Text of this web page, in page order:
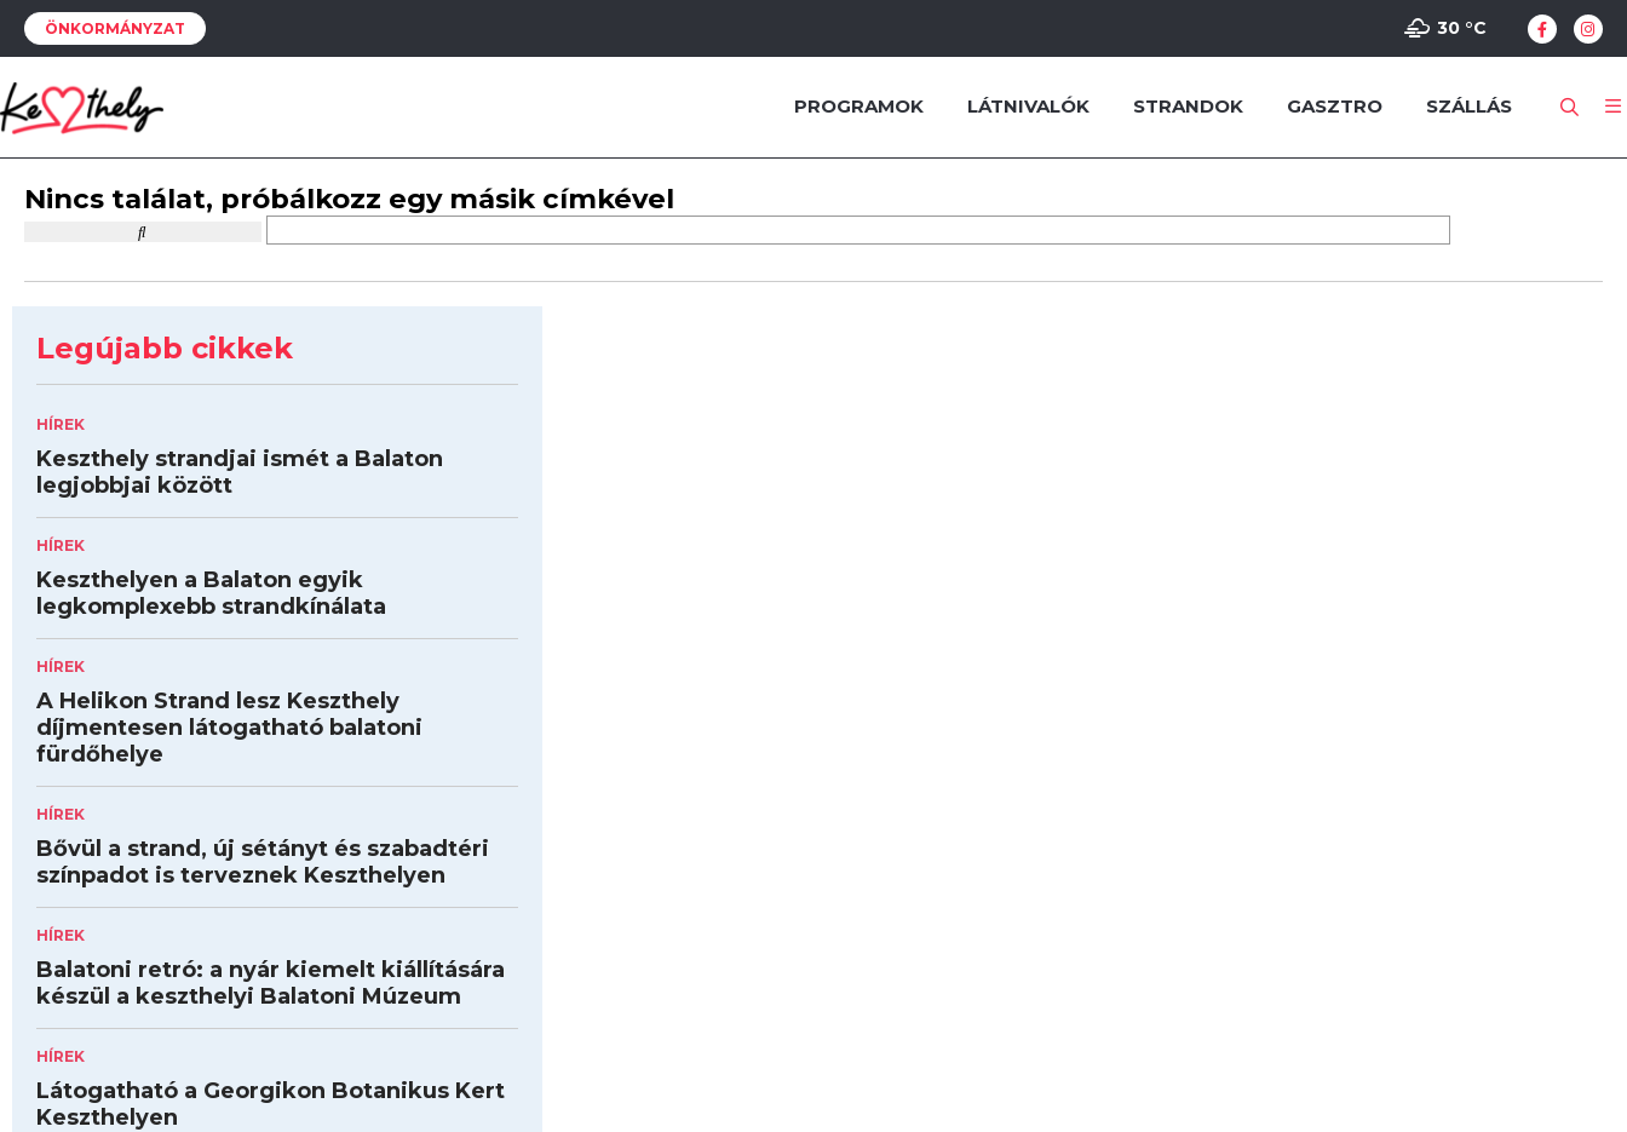
ÖNKORMÁNYZAT 30 °C
PROGRAMOK LÁTNIVALÓK STRANDOK GASZTRO SZÁLLÁS
Nincs találat, próbálkozz egy másik címkével
Legújabb cikkek
HÍREK
Keszthely strandjai ismét a Balaton
legjobbjai között
HÍREK
Keszthelyen a Balaton egyik
legkomplexebb strandkínálata
HÍREK
A Helikon Strand lesz Keszthely
díjmentesen látogatható balatoni
fürdőhelye
HÍREK
Bővül a strand, új sétányt és szabadtéri
színpadot is terveznek Keszthelyen
HÍREK
Balatoni retró: a nyár kiemelt kiállítására
készül a keszthelyi Balatoni Múzeum
HÍREK
Látogatható a Georgikon Botanikus Kert
Keszthelyen